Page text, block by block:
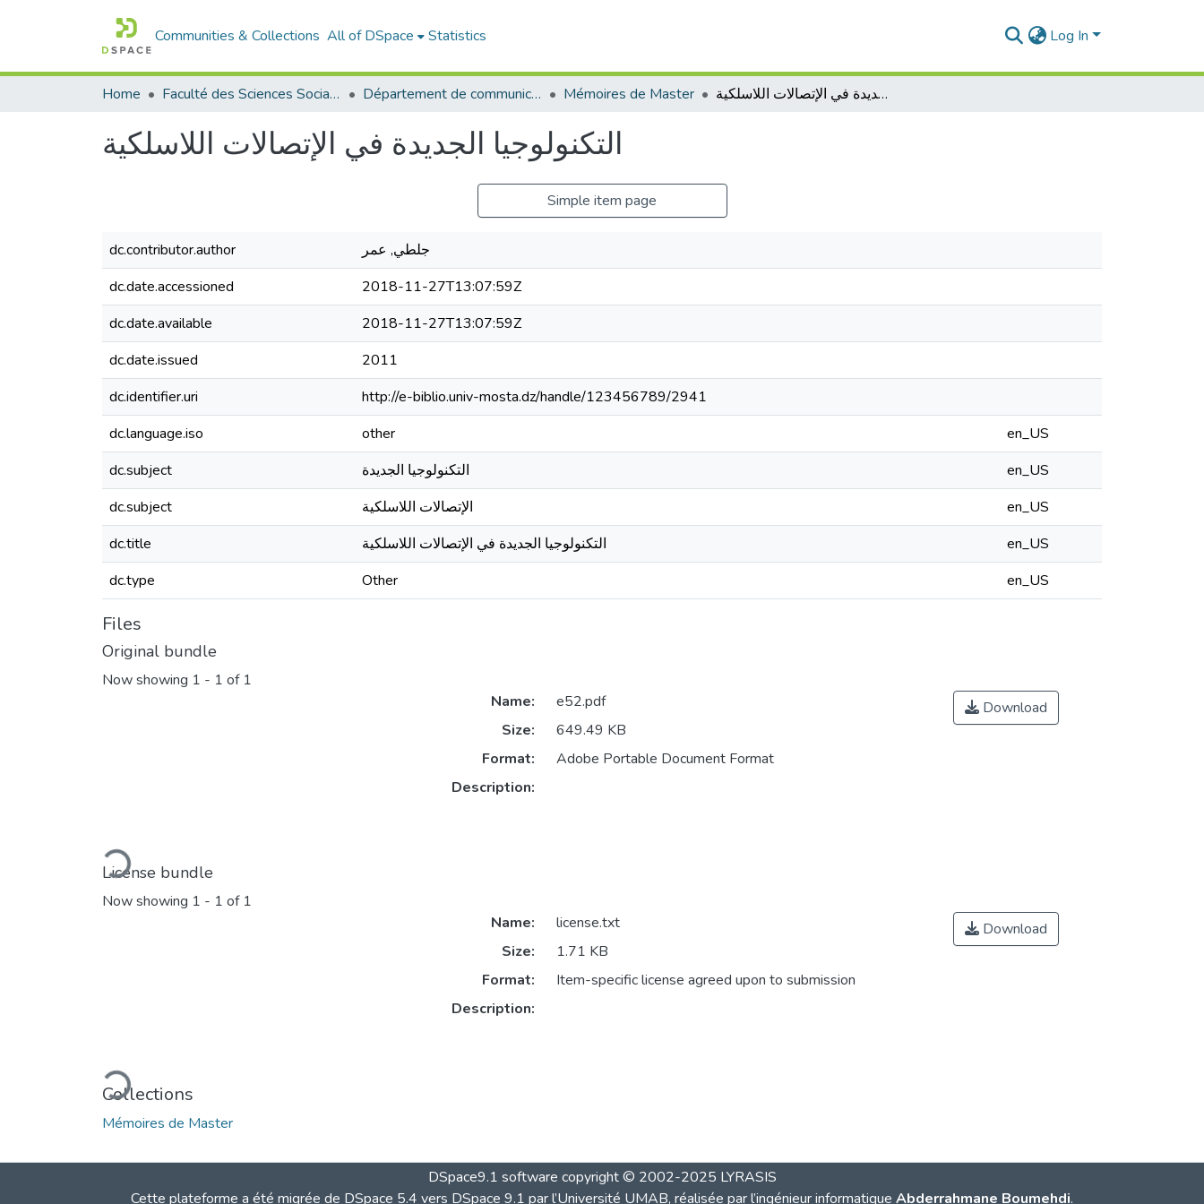
Communities & Collections All of DSpace Statistics Log In
Home Faculté des Sciences Sociales Département de communication Mémoires de Master التكنولوجيا الجديدة في الإتصالات اللاسلكية
التكنولوجيا الجديدة في الإتصالات اللاسلكية
Simple item page
dc.contributor.author
جلطي, عمر
dc.date.accessioned
2018-11-27T13:07:59Z
dc.date.available
2018-11-27T13:07:59Z
dc.date.issued
2011
dc.identifier.uri
http://e-biblio.univ-mosta.dz/handle/123456789/2941
dc.language.iso
other
en_US
dc.subject
التكنولوجيا الجديدة
en_US
dc.subject
الإتصالات اللاسلكية
en_US
dc.title
التكنولوجيا الجديدة في الإتصالات اللاسلكية
en_US
dc.type
Other en_US
Files
Original bundle
Now showing 1 - 1 of 1
Loading...
Name:
e52.pdf
Size:
649.49 KB
Format:
Adobe Portable Document Format
Description:
Download
License bundle
Now showing 1 - 1 of 1
Loading...
Name:
license.txt
Size:
1.71 KB
Format:
Item-specific license agreed upon to submission
Description:
Download
Collections
Mémoires de Master
DSpace9.1 software copyright © 2002-2025 LYRASIS
Cette plateforme a été migrée de DSpace 5.4 vers DSpace 9.1 par l’Université UMAB, réalisée par l’ingénieur informatique Abderrahmane Boumehdi.